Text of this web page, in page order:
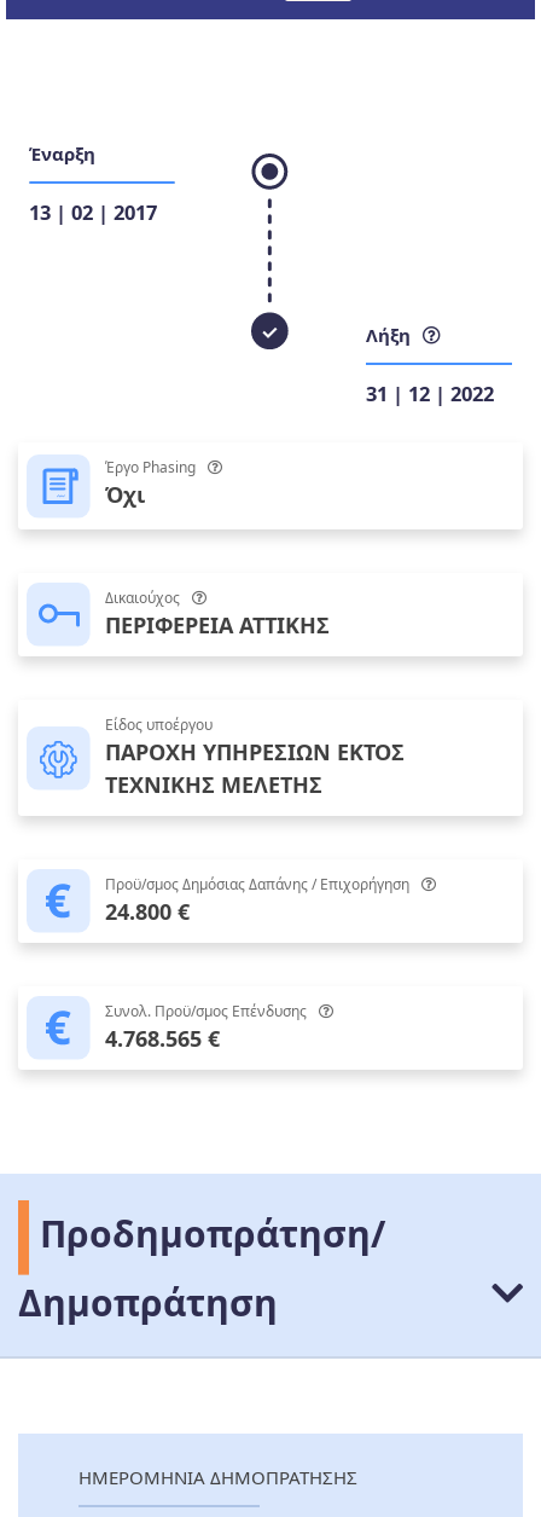
Έναρξη
13 | 02 | 2017
Λήξη
31 | 12 | 2022
Έργο Phasing
Όχι
Δικαιούχος
ΠΕΡΙΦΕΡΕΙΑ ΑΤΤΙΚΗΣ
Είδος υποέργου
ΠΑΡΟΧΗ ΥΠΗΡΕΣΙΩΝ ΕΚΤΟΣ
ΤΕΧΝΙΚΗΣ ΜΕΛΕΤΗΣ
Προϋ/σμος Δημόσιας Δαπάνης / Επιχορήγηση
24.800 €
Συνολ. Προϋ/σμος Επένδυσης
4.768.565 €
Προδημοπράτηση/
Δημοπράτηση
ΗΜΕΡΟΜΗΝΙΑ ΔΗΜΟΠΡΑΤΗΣΗΣ